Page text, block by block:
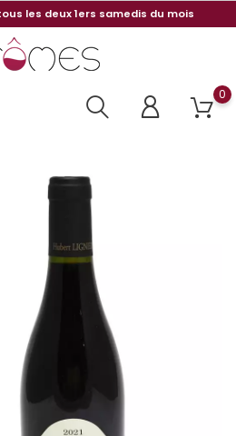
les deux 1ers samedis du mois
0